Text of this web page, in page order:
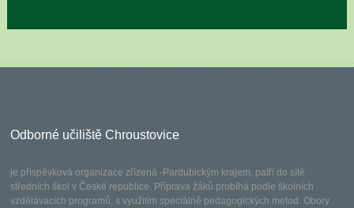
Odborné učiliště Chroustovice
je příspěvková organizace zřízená -Pardubickým krajem, patří do sítě
středních škol v České republice. Příprava žáků probíhá podle školních
vzdělávacích programů, s využitím speciálně pedagogických metod. Obory